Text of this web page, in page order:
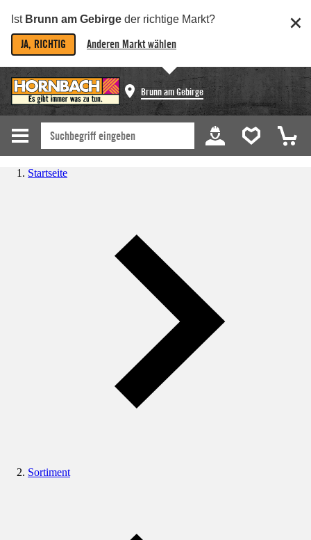
Ist Brunn am Gebirge der richtige Markt?
JA, RICHTIG Anderen Markt wählen
Brunn am Gebirge
Startseite
Sortiment